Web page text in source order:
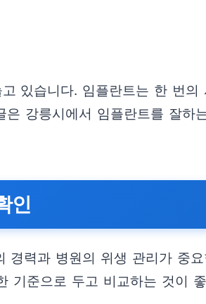
있습니다. 임플란트는 한 번
강릉시에서 임플란트를 잘
인
경력과 병원의 위생 관리가 중
기준으로 두고 비교하는 것이